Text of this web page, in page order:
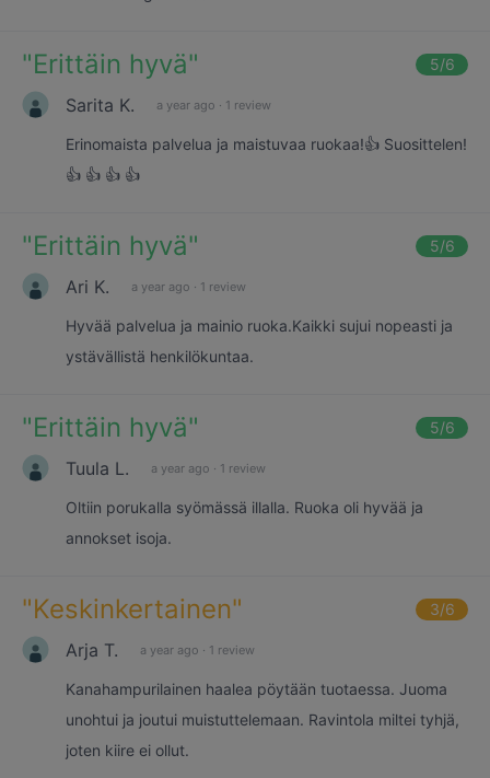
"Erittäin hyvä" 5/6
Sarita K. a year ago · 1 review
Erinomaista palvelua ja maistuvaa ruokaa!👍 Suosittelen!
👍 👍 👍 👍
"Erittäin hyvä" 5/6
Ari K. a year ago · 1 review
Hyvää palvelua ja mainio ruoka.Kaikki sujui nopeasti ja
ystävällistä henkilökuntaa.
"Erittäin hyvä" 5/6
Tuula L. a year ago · 1 review
Oltiin porukalla syömässä illalla. Ruoka oli hyvää ja
annokset isoja.
"Keskinkertainen" 3/6
Arja T. a year ago · 1 review
Kanahampurilainen haalea pöytään tuotaessa. Juoma
unohtui ja joutui muistuttelemaan. Ravintola miltei tyhjä,
joten kiire ei ollut.